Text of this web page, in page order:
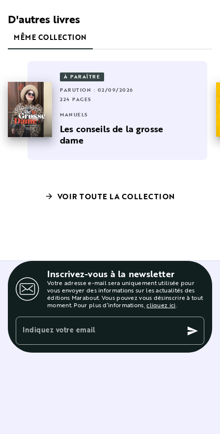
D'autres livres
MÊME COLLECTION
À PARAÎTRE
PARUTION : 02/09/2026
224 PAGES
MANUELS
Les conseils de la grosse
dame
arrow_forward VOIR TOUTE LA COLLECTION
Inscrivez-vous à la newsletter
Votre adresse e-mail sera uniquement utilisée pour
vous envoyer des informations sur les actualités des
éditions Marabout. Vous pouvez vous désinscrire à tout
moment. Pour plus d’informations,cliquez ici.
Indiquez votre email send